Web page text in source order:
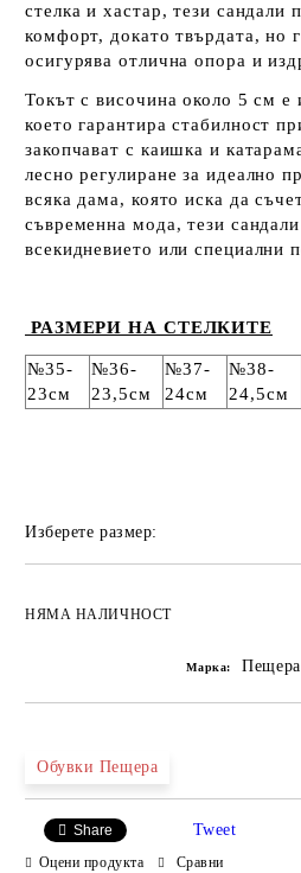
стелка и хастар, тези сандали
комфорт, докато твърдата, но
осигурява отлична опора и
Токът с височина около 5 см е
което гарантира стабилност
закопчават с каишка и
лесно регулиране за идеално
всяка дама, която иска да
съвременна мода, тези
всекидневието или специални
РАЗМЕРИ НА СТЕЛКИТЕ
№35-
23см
№36-
23,5см
№37-
24см
№38-
24,5см
Изберете размер:
НЯМА НАЛИЧНОСТ
Марка:
Обувки Пещера
Share Tweet
Оцени продукта Сравни